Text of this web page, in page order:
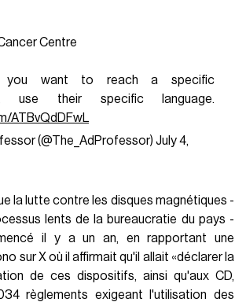
Centre
you want to reach a specific
use their specific language.
ATBvQdDFwL
(@The_AdProfessor) July 4,
la lutte contre les disques magnétiques -
lents de la bureaucratie du pays -
il y a un an, en rapportant une
sur X où il affirmait qu'il allait «déclarer la
de ces dispositifs, ainsi qu'aux CD,
règlements exigeant l'utilisation des